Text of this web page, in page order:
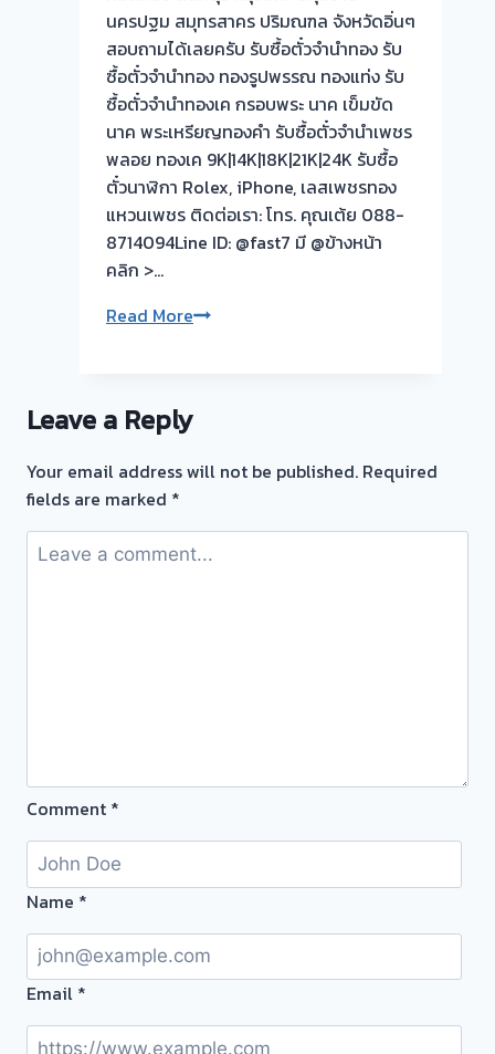
นครปฐม สมุทรสาคร ปริมณฑล จังหวัดอิ่นๆ
สอบถามได้เลยครับ รับซื้อตั๋วจำนำทอง รับ
ซื้อตั๋วจำนำทอง ทองรูปพรรณ ทองแท่ง รับ
ซื้อตั๋วจำนำทองเค กรอบพระ นาค เข็มขัด
นาค พระเหรียญทองคำ รับซื้อตั๋วจำนำเพชร
พลอย ทองเค 9K|14K|18K|21K|24K รับซื้อ
ตั๋วนาฬิกา Rolex, iPhone, เลสเพชรทอง
แหวนเพชร ติดต่อเรา: โทร. คุณเต้ย 088-
8714094Line ID: @fast7 มี @ข้างหน้า
คลิก >…
Read Moreรับ
ทอง
รับ
ถึง
โรง
สด
ไม่
รอ
หน้า
งาน
ผล
Leave a Reply
Your email address will not be published. Required
fields are marked *
Comment *
Name *
Email *